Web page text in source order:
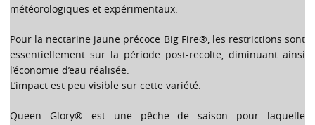
météorologiques et expérimentaux.
Pour la nectarine jaune précoce Big Fire®, les restrictions sont
essentiellement sur la période post-recolte, diminuant ainsi
l’économie d’eau réalisée.
L’impact est peu visible sur cette variété.
Queen Glory® est une pêche de saison pour laquelle